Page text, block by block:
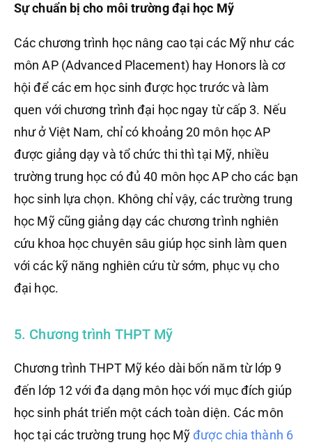
Sự chuẩn bị cho môi trường đại học Mỹ
Các chương trình học nâng cao tại các Mỹ như các
môn AP (Advanced Placement) hay Honors là cơ
hội để các em học sinh được học trước và làm
quen với chương trình đại học ngay từ cấp 3. Nếu
như ở Việt Nam, chỉ có khoảng 20 môn học AP
được giảng dạy và tổ chức thi thì tại Mỹ, nhiều
trường trung học có đủ 40 môn học AP cho các bạn
học sinh lựa chọn. Không chỉ vậy, các trường trung
học Mỹ cũng giảng dạy các chương trình nghiên
cứu khoa học chuyên sâu giúp học sinh làm quen
với các kỹ năng nghiên cứu từ sớm, phục vụ cho
đại học.
5. Chương trình THPT Mỹ
Chương trình THPT Mỹ kéo dài bốn năm từ lớp 9
đến lớp 12 với đa dạng môn học với mục đích giúp
học sinh phát triển một cách toàn diện. Các môn
học tại các trường trung học Mỹđược chia thành 6